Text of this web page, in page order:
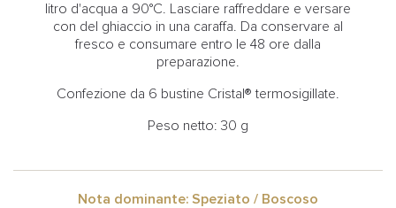
litro d'acqua a 90°C. Lasciare raffreddare e versare
con del ghiaccio in una caraffa. Da conservare al
fresco e consumare entro le 48 ore dalla
preparazione.
Confezione da 6 bustine Cristal® termosigillate.
Peso netto: 30 g
Nota dominante: Speziato / Boscoso